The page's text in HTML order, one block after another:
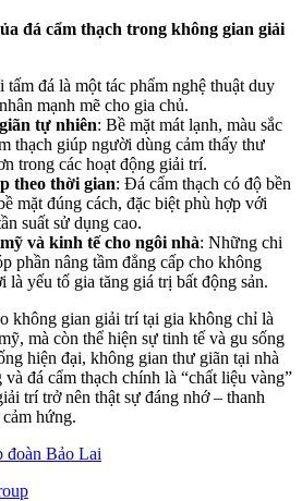
đá cẩm thạch trong không gian giải
tấm đá là một tác phẩm nghệ thuật duy
mạnh mẽ cho gia chủ.
tự nhiên: Bề mặt mát lạnh, màu sắc
thạch giúp người dùng cảm thấy thư
trong các hoạt động giải trí.
theo thời gian: Đá cẩm thạch có độ bền
mặt đúng cách, đặc biệt phù hợp với
suất sử dụng cao.
và kinh tế cho ngôi nhà: Những chi
phần nâng tầm đẳng cấp cho không
là yếu tố gia tăng giá trị bất động sản.
không gian giải trí tại gia không chỉ là
mà còn thể hiện sự tinh tế và gu sống
hiện đại, không gian thư giãn tại nhà
đá cẩm thạch chính là “chất liệu vàng”
trí trở nên thật sự đáng nhớ – thanh
hứng.
đoàn Bảo Lai